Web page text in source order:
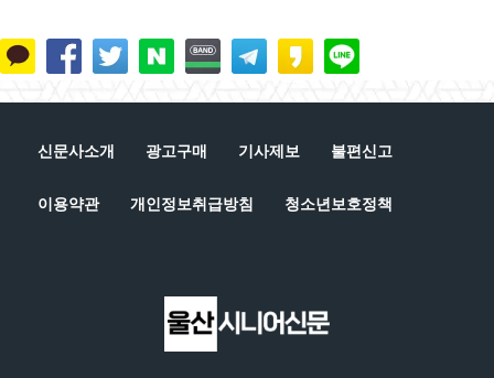
신문사소개 광고구매 기사제보 불편신고
이용약관 개인정보취급방침 청소년보호정책